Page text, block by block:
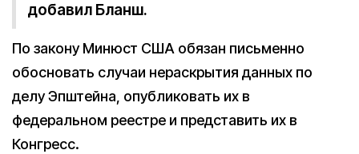
добавил Бланш.
По закону Минюст США обязан письменно
обосновать случаи нераскрытия данных по
делу Эпштейна, опубликовать их в
федеральном реестре и представить их в
Конгресс.